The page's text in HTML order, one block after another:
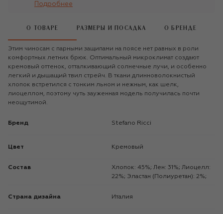
Подробнее
О ТОВАРЕ РАЗМЕРЫ И ПОСАДКА О БРЕНДЕ
Этим чиносам с парными защипами на поясе нет равных в роли
комфортных летних брюк. Оптимальный микроклимат создают
кремовый оттенок, отталкивающий солнечные лучи, и особенно
легкий и дышащий твил стрейч. В ткани длинноволокнистый
хлопок встретился с тонким льном и нежным, как шелк,
лиоцеллом, поэтому чуть зауженная модель получилась почти
неощутимой.
Бренд Stefano Ricci
Цвет Кремовый
Состав
Хлопок: 45%; Лен: 31%; Лиоцелл:
22%; Эластан (Полиуретан): 2%;
Страна дизайна Италия